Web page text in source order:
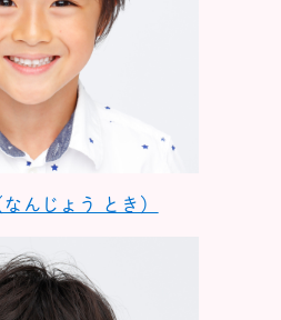
んじょう とき）